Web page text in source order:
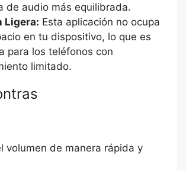
de audio más equilibrada.
Ligera: Esta aplicación no ocupa
en tu dispositivo, lo que es
para los teléfonos con
limitado.
volumen de manera rápida y